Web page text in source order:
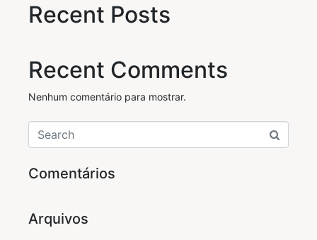
Recent Posts
Recent Comments
Nenhum comentário para mostrar.
Comentários
Arquivos